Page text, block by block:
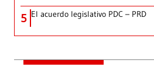
5 El acuerdo legislativo PDC – PRD